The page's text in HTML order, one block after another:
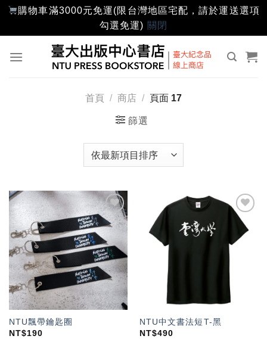
購物車滿3000元免運(限台灣地區宅配，請於運送選項
勾選免運) 關閉
首頁 / 商店 / 頁面 17
篩選
加入
「願
單」
NTU飄帶鑰匙圈
NT$190
加入
「願
望輕
NTU中文書法短T-黑
NT$490